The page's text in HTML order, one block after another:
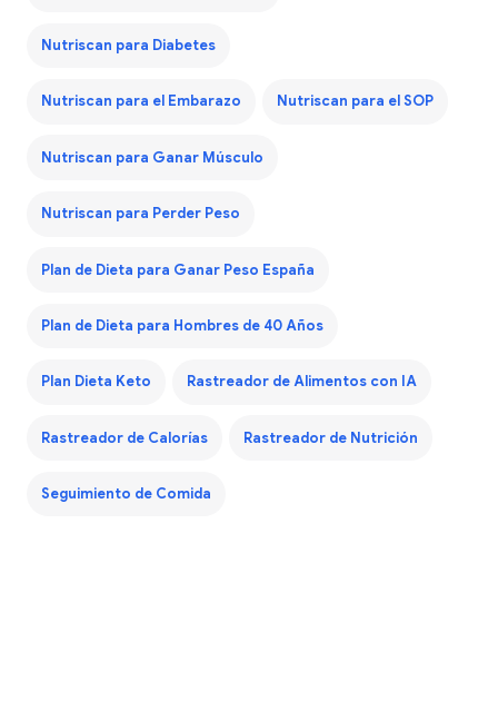
Nutriscan para Diabetes
Nutriscan para el Embarazo Nutriscan para el SOP
Nutriscan para Ganar Músculo
Nutriscan para Perder Peso
Plan de Dieta para Ganar Peso España
Plan de Dieta para Hombres de 40 Años
Plan Dieta Keto Rastreador de Alimentos con IA
Rastreador de Calorías Rastreador de Nutrición
Seguimiento de Comida